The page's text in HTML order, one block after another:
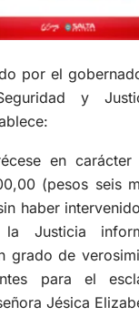
por el
y
en
(pesos seis
haber
Justicia
grado de
para el
Jésica